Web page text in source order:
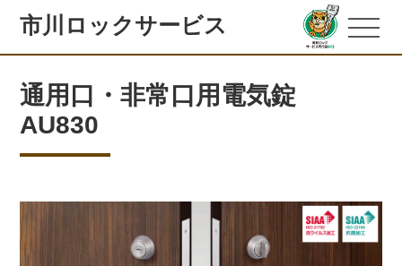
市川ロックサービス
通用口・非常口用電気錠
AU830